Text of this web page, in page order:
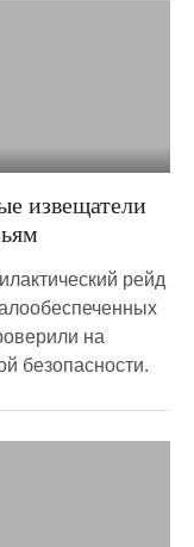
извещатели
рейд
на
безопасности.